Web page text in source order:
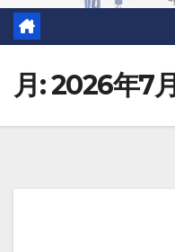
月:2026年7月